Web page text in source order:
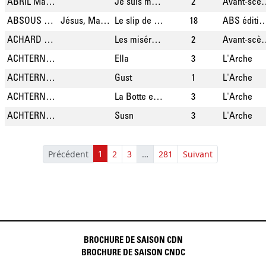
ABRIL Manuel
Je suis mon frère 2
ABSOUS Philippe
Jésus, Marie, Joseph! 18 sketches de théâtre Le slip de cerveau 18
ABS
ACHARD Paul
Les misérables 2
ACHTERNBUSCH Herbert
Ella 3
L'Arche
ACHTERNBUSCH Herbert
Gust 1
L'Arche
ACHTERNBUSCH Herbert
La Botte et sa chaussette 3
L'Arche
ACHTERNBUSCH Herbert
Susn 3 L'Arche
Précédent 1 2 3 … 281 Suivant
BROCHURE DE SAISON CDN
BROCHURE DE SAISON CNDC